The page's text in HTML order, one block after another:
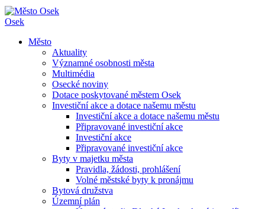
Osek
Město
Aktuality
Významné osobnosti města
Multimédia
Osecké noviny
Dotace poskytované městem Osek
Investiční akce a dotace našemu městu
Investiční akce a dotace našemu městu
Připravované investiční akce
Investiční akce
Připravované investiční akce
Byty v majetku města
Pravidla, žádosti, prohlášení
Volné městské byty k pronájmu
Bytová družstva
Územní plán